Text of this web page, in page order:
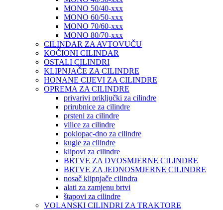
MONO 50/40-xxx
MONO 60/50-xxx
MONO 70/60-xxx
MONO 80/70-xxx
CILINDAR ZA AVTOVUČU
KOČIONI CILINDAR
OSTALI CILINDRI
KLIPNJAČE ZA CILINDRE
HONANE CIJEVI ZA CILINDRE
OPREMA ZA CILINDRE
privarivi priključki za cilindre
prirubnice za cilindre
prsteni za cilindre
vilice za cilindre
poklopac-dno za cilindre
kugle za cilindre
klipovi za cilindre
BRTVE ZA DVOSMJERNE CILINDRE
BRTVE ZA JEDNOSMJERNE CILINDRE
nosač klipnjače cilindra
alati za zamjenu brtvi
štapovi za cilindre
VOLANSKI CILINDRI ZA TRAKTORE